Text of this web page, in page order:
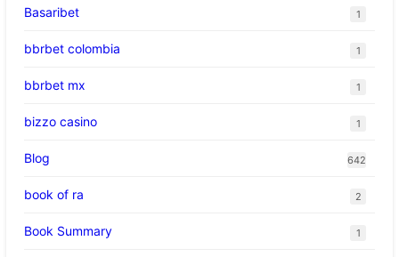
Basaribet 1
bbrbet colombia 1
bbrbet mx 1
bizzo casino 1
Blog 642
book of ra 2
Book Summary 1